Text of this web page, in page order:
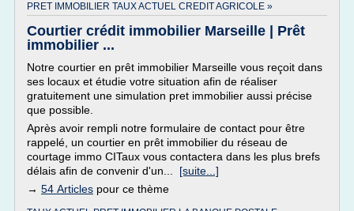
PRET IMMOBILIER TAUX ACTUEL CREDIT AGRICOLE »
Courtier crédit immobilier Marseille | Prêt
immobilier ...
Notre courtier en prêt immobilier Marseille vous reçoit dans
ses locaux et étudie votre situation afin de réaliser
gratuitement une simulation pret immobilier aussi précise
que possible.
Après avoir rempli notre formulaire de contact pour être
rappelé, un courtier en prêt immobilier du réseau de
courtage immo CITaux vous contactera dans les plus brefs
délais afin de convenir d'un... [suite...]
→ 54 Articles pour ce thème